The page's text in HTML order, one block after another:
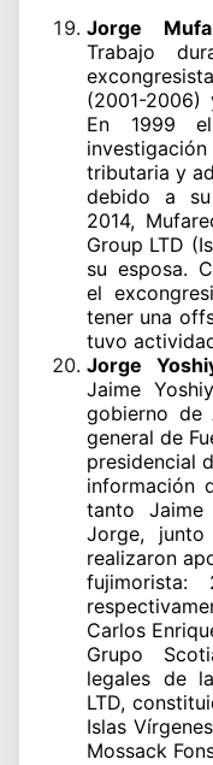
Jorge
Trabajo
(2001-
En 1999
tributaria y
debido a su
2014,
Group LTD
su esposa.
el
tener una
tuvo
Jorge
Jaime
gobierno de
general de
presidencial
información
tanto Jaime
Jorge,
realizaron
Carlos
Grupo
legales de
LTD,
Islas
Mossack